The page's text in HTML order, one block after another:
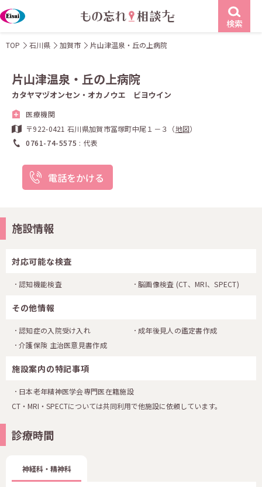
検索
TOP 石川県 加賀市 片山津温泉・丘の上病院
片山津温泉・丘の上病院
カタヤマヅオンセン・オカノウエ ビヨウイン
医療機関
〒922-0421 石川県加賀市冨塚町中尾１－３（地図）
0761-74-5575
代表
電話をかける
施設情報
対応可能な検査
認知機能検査 脳画像検査 (CT、MRI、SPECT)
その他情報
認知症の入院受け入れ
成年後見人の鑑定書作成
介護保険 主治医意見書作成
施設案内の特記事項
日本老年精神医学会専門医在籍施設
CT・MRI・SPECTについては共同利用で他施設に依頼しています。
診療時間
神経科・精神科